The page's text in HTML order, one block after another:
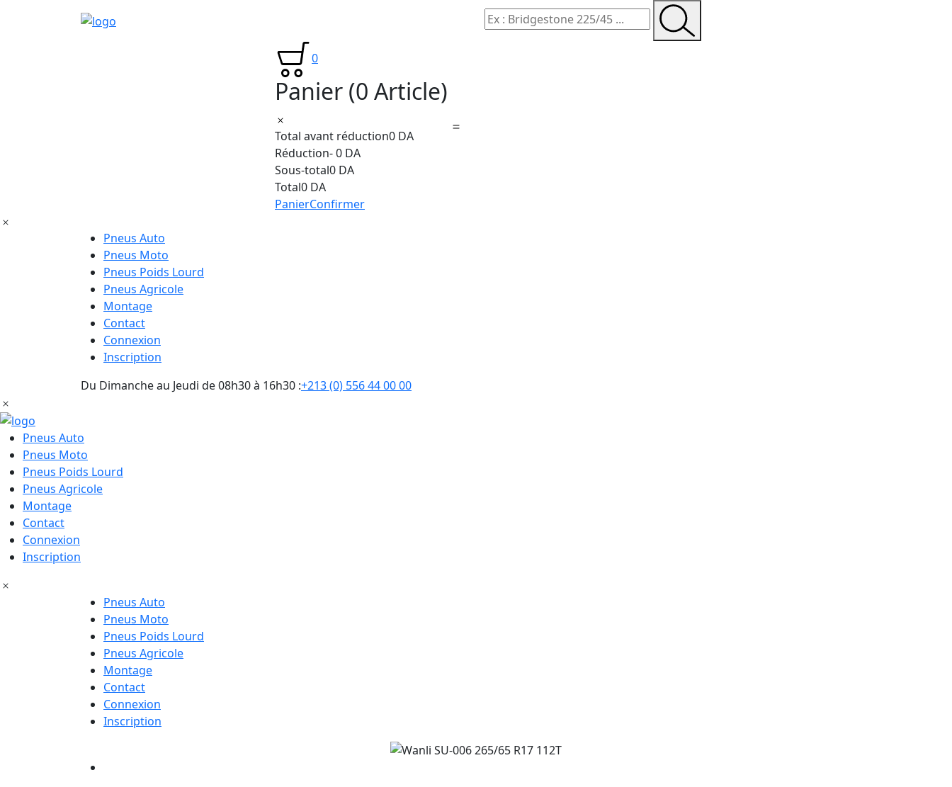
0
Panier (0 Article)
Total avant réduction0 DA
Réduction- 0 DA
Sous-total0 DA
Total0 DA
PanierConfirmer
Pneus Auto
Pneus Moto
Pneus Poids Lourd
Pneus Agricole
Montage
Contact
Connexion
Inscription
Du Dimanche au Jeudi de 08h30 à 16h30 :+213 (0) 556 44 00 00
Pneus Auto
Pneus Moto
Pneus Poids Lourd
Pneus Agricole
Montage
Contact
Connexion
Inscription
Pneus Auto
Pneus Moto
Pneus Poids Lourd
Pneus Agricole
Montage
Contact
Connexion
Inscription